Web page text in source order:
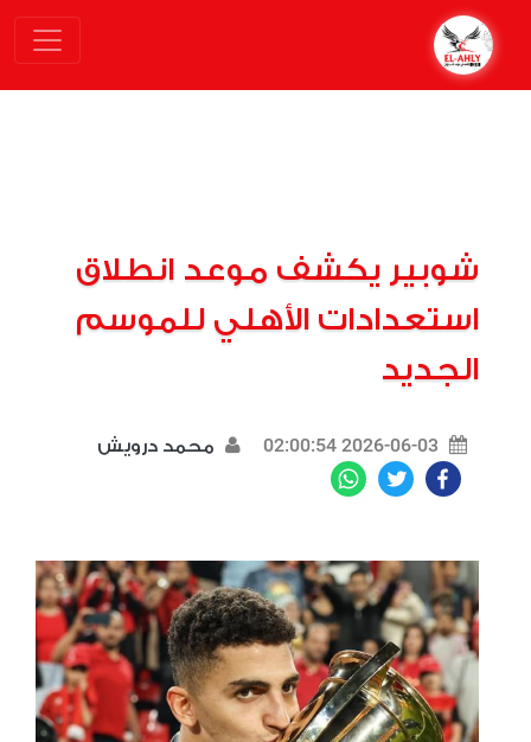
شوبير يكشف موعد انطلاق
استعدادات الأهلي للموسم
الجديد
2026-06-03 02:00:54 محمد درويش
Facebook
Twitter